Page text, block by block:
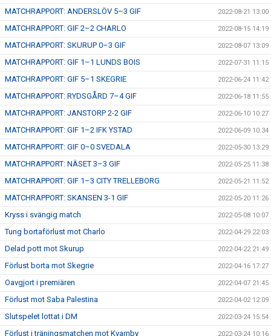
MATCHRAPPORT: ANDERSLÖV 5–3 GIF 2022-08-21 13:00
MATCHRAPPORT: GIF 2–2 CHARLO 2022-08-15 14:19
MATCHRAPPORT: SKURUP 0–3 GIF 2022-08-07 13:09
MATCHRAPPORT: GIF 1–1 LUNDS BOIS 2022-07-31 11:15
MATCHRAPPORT: GIF 5–1 SKEGRIE 2022-06-24 11:42
MATCHRAPPORT: RYDSGÅRD 7–4 GIF 2022-06-18 11:55
MATCHRAPPORT: JANSTORP 2-2 GIF 2022-06-10 10:27
MATCHRAPPORT: GIF 1–2 IFK YSTAD 2022-06-09 10:34
MATCHRAPPORT: GIF 0–0 SVEDALA 2022-05-30 13:29
MATCHRAPPORT: NÄSET 3–3 GIF 2022-05-25 11:38
MATCHRAPPORT: GIF 1–3 CITY TRELLEBORG 2022-05-21 11:52
MATCHRAPPORT: SKANSEN 3-1 GIF 2022-05-20 11:26
Kryss i svängig match 2022-05-08 10:07
Tung bortaförlust mot Charlo 2022-04-29 22:03
Delad pott mot Skurup 2022-04-22 21:49
Förlust borta mot Skegrie 2022-04-16 17:27
Oavgjort i premiären 2022-04-07 21:45
Förlust mot Saba Palestina 2022-04-02 12:09
Slutspelet lottat i DM 2022-03-24 15:54
Förlust i träningsmatchen mot Kvarnby 2022-03-24 10:16